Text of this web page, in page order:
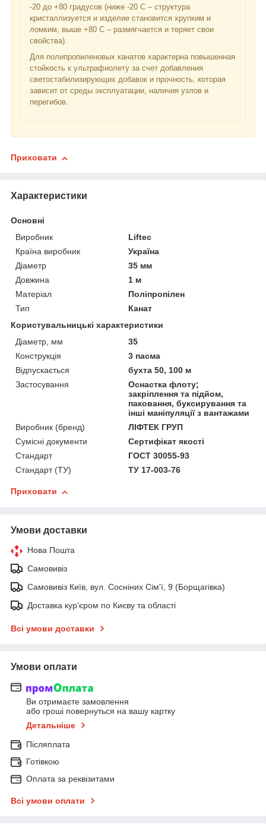
-20 до +80 градусов (ниже -20 С – структура
кристаллизуется и изделие становится хрупким и
ломким, выше +80 С – размягчается и теряет свои
свойства).
Для полипропиленовых канатов характерна повышенная
стойкость к ультрафиолету за счет добавления
светостабилизирующих добавок и прочность, которая
зависит от среды эксплуатации, наличия узлов и
перегибов.
Приховати
Характеристики
Основні
Виробник
Liftec
Країна виробник
Україна
Діаметр
35 мм
Довжина
1 м
Матеріал
Поліпропілен
Тип
Канат
Користувальницькі характеристики
Діаметр, мм
35
Конструкція
3 пасма
Відпускається
бухта 50, 100 м
Застосування
Оснастка флоту;
закріплення та підйом,
паковання, буксирування та
інші маніпуляції з вантажами
Виробник (бренд)
ЛІФТЕК ГРУП
Сумісні документи
Сертифікат якості
Стандарт
ГОСТ 30055-93
Стандарт (ТУ)
ТУ 17-003-76
Приховати
Умови доставки
Нова Пошта
Самовивіз
Самовивіз Київ, вул. Сосніних Сім'ї, 9 (Борщагівка)
Доставка кур'єром по Києву та області
Всі умови доставки
Умови оплати
Ви отримаєте замовлення
або гроші повернуться на вашу картку
Детальніше
Післяплата
Готівкою
Оплата за реквізитами
Всі умови оплати